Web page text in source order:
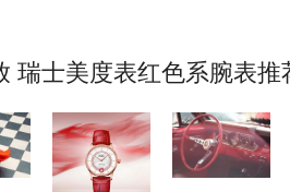
瑞士美度表红色系腕表推